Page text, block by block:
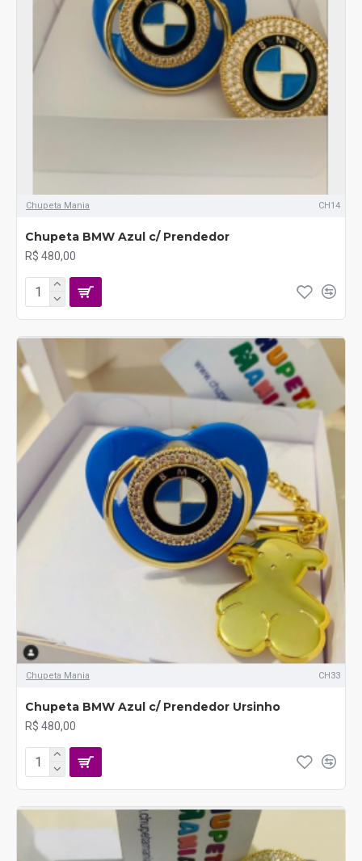
Chupeta Mania CH14
Chupeta BMW Azul c/ Prendedor
R$ 480,00
Chupeta Mania CH33
Chupeta BMW Azul c/ Prendedor Ursinho
R$ 480,00